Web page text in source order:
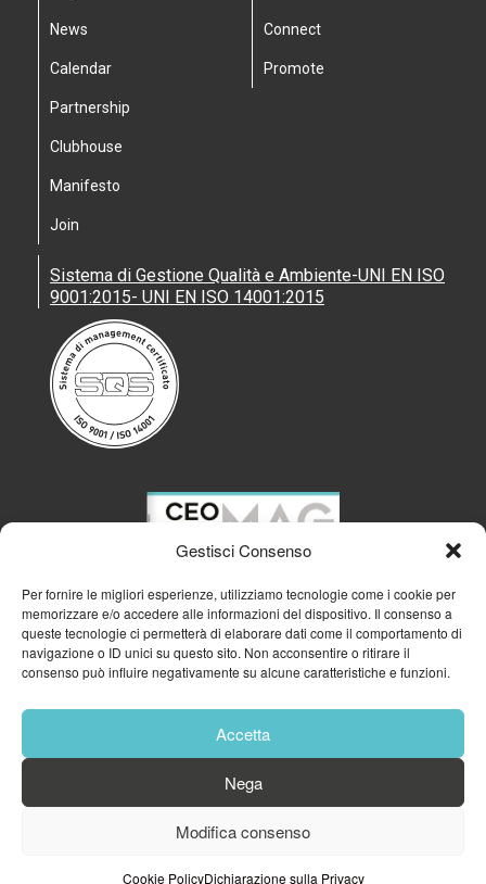
Gestisci Consenso
Per fornire le migliori esperienze, utilizziamo tecnologie come i cookie per
memorizzare e/o accedere alle informazioni del dispositivo. Il consenso a
queste tecnologie ci permetterà di elaborare dati come il comportamento di
navigazione o ID unici su questo sito. Non acconsentire o ritirare il
consenso può influire negativamente su alcune caratteristiche e funzioni.
Accetta
Nega
Modifica consenso
Cookie PolicyDichiarazione sulla Privacy
News
Calendar
Partnership
Clubhouse
Manifesto
Join
Connect
Promote
Sistema di Gestione Qualità e Ambiente-UNI EN ISO
9001:2015- UNI EN ISO 14001:2015
GFA GENERAL MANAGEMENT S.R.L.
Cookie Policy Privacy Policy